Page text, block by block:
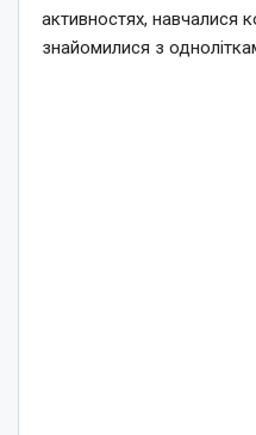
активностях, навчалися
знайомилися з